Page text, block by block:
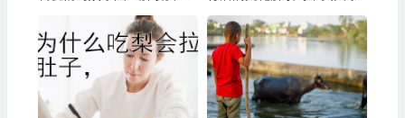
与罗海琼的婚姻模式